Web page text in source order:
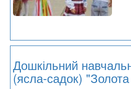
Дошкільний
(ясла-садок)